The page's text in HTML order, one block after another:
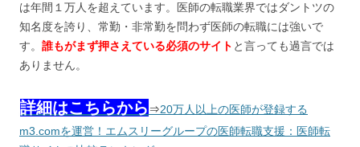
は年間１万人を超えています。医師の転職業界ではダントツの
知名度を誇り、常勤・非常勤を問わず医師の転職には強いで
す。 誰もがまず押さえている必須のサイト と言っても過言では
ありません。
詳細はこちらから ⇒20万人以上の医師が登録する
m3.comを運営！エムスリーグループの医師転職支援：医師転